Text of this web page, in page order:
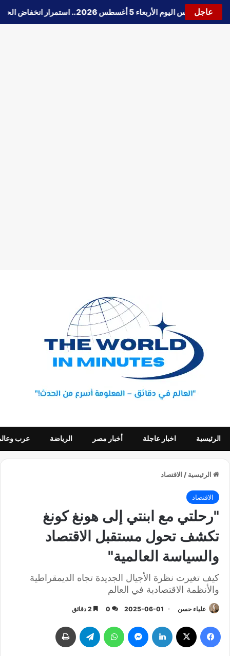
عاجل
🔵حالة الطقس اليوم الأربعاء 5 أغسطس 2026.. استمرار انخفاض الحرارة وتحذيرات من الشبورة واضطراب الملاحة
الرئيسية اخبار عاجلة أخبار مصر الرياضة عرب
الرئيسية / الاقتصاد
الاقتصاد
"رحلتي مع ابنتي إلى هونغ كونغ
تكشف تحول مستقبل الاقتصاد
والسياسة العالمية"
كيف تغيرت نظرة الأجيال الجديدة تجاه الديمقراطية
والأنظمة الاقتصادية في العالم
علياء حسن 2025-06-01
0